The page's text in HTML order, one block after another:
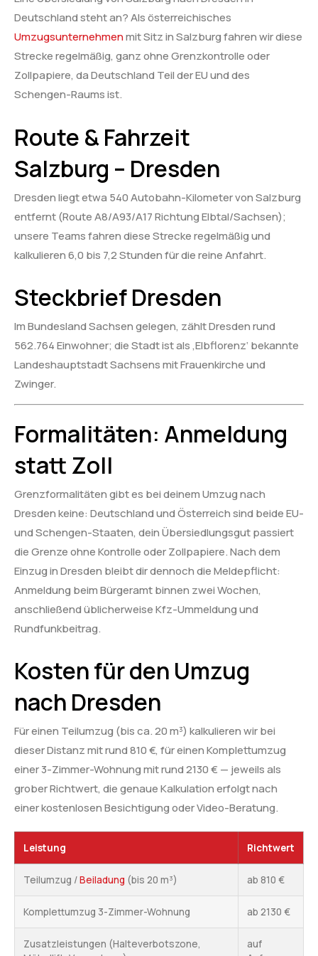
Deutschland steht an? Als österreichisches
Umzugsunternehmenmit Sitz in Salzburg fahren wir diese
Strecke regelmäßig, ganz ohne Grenzkontrolle oder
Zollpapiere, da Deutschland Teil der EU und des
Schengen-Raums ist.
Route & Fahrzeit
Salzburg – Dresden
Dresden liegt etwa 540 Autobahn-Kilometer von Salzburg
entfernt (Route A8/A93/A17 Richtung Elbtal/Sachsen);
unsere Teams fahren diese Strecke regelmäßig und
kalkulieren 6,0 bis 7,2 Stunden für die reine Anfahrt.
Steckbrief Dresden
Im Bundesland Sachsen gelegen, zählt Dresden rund
562.764 Einwohner; die Stadt ist als ‚Elbflorenz‘ bekannte
Landeshauptstadt Sachsens mit Frauenkirche und
Zwinger.
Formalitäten: Anmeldung
statt Zoll
Grenzformalitäten gibt es bei deinem Umzug nach
Dresden keine: Deutschland und Österreich sind beide EU-
und Schengen-Staaten, dein Übersiedlungsgut passiert
die Grenze ohne Kontrolle oder Zollpapiere. Nach dem
Einzug in Dresden bleibt dir dennoch die Meldepflicht:
Anmeldung beim Bürgeramt binnen zwei Wochen,
anschließend üblicherweise Kfz-Ummeldung und
Rundfunkbeitrag.
Kosten für den Umzug
nach Dresden
Für einen Teilumzug (bis ca. 20 m³) kalkulieren wir bei
dieser Distanz mit rund 810 €, für einen Komplettumzug
einer 3-Zimmer-Wohnung mit rund 2130 € — jeweils als
grober Richtwert, die genaue Kalkulation erfolgt nach
einer kostenlosen Besichtigung oder Video-Beratung.
Leistung Richtwert
Teilumzug /Beiladung (bis 20 m³) ab 810 €
Komplettumzug 3-Zimmer-Wohnung ab 2130 €
Zusatzleistungen (Halteverbotszone,
auf